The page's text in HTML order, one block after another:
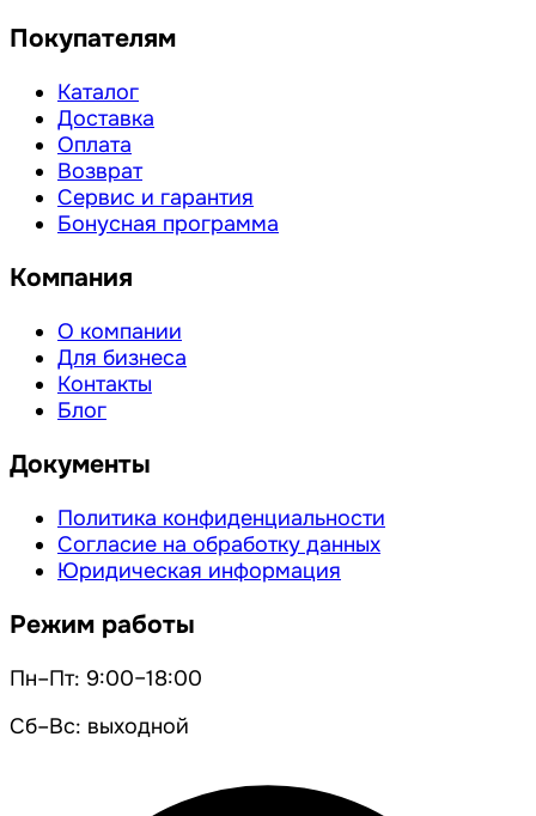
Покупателям
Каталог
Доставка
Оплата
Возврат
Сервис и гарантия
Бонусная программа
Компания
О компании
Для бизнеса
Контакты
Блог
Документы
Политика конфиденциальности
Согласие на обработку данных
Юридическая информация
Режим работы
Пн–Пт: 9:00–18:00
Сб–Вс: выходной